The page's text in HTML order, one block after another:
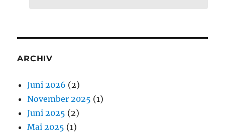
ARCHIV
Juni 2026 (2)
November 2025 (1)
Juni 2025 (2)
Mai 2025 (1)